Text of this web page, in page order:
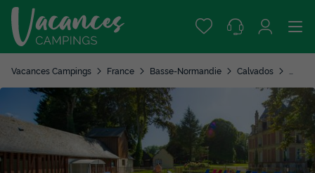
Vacances Campings France Basse-Normandie Calvados